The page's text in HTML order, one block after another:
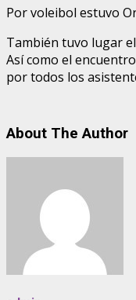
Por voleibol estuvo
También tuvo lugar
Así como el
por todos los
About The Author